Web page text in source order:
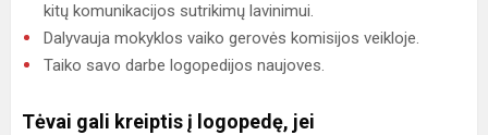
kitų komunikacijos sutrikimų lavinimui.
Dalyvauja mokyklos vaiko gerovės komisijos veikloje.
Taiko savo darbe logopedijos naujoves.
Tėvai gali kreiptis į logopedę, jei